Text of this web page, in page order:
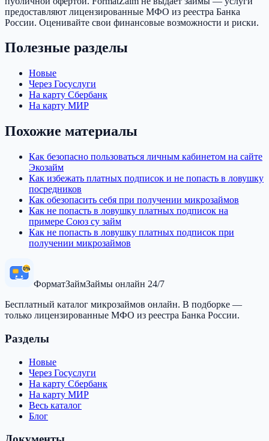
предоставляют лицензированные МФО из реестра Банка
России. Оценивайте свои финансовые возможности и риски.
Полезные разделы
Новые
Через Госуслуги
На карту Сбербанк
На карту МИР
Похожие материалы
Как безопасно пользоваться личным кабинетом на сайте
Экозайм
Как избежать платных подписок и не попасть в ловушку
посредников
Как обезопасить себя при получении микрозаймов
Как не попасть в ловушку платных подписок на
примере Союз су займ
Как не попасть в ловушку платных подписок при
получении микрозаймов
0%
ФорматЗаймЗаймы онлайн 24/7
Бесплатный каталог микрозаймов онлайн. В подборке —
только лицензированные МФО из реестра Банка России.
Разделы
Новые
Через Госуслуги
На карту Сбербанк
На карту МИР
Весь каталог
Блог